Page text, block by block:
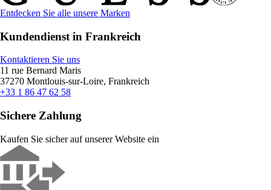
Entdecken Sie alle unsere Marken
Kundendienst in Frankreich
Kontaktieren Sie uns
11 rue Bernard Maris
37270 Montlouis-sur-Loire, Frankreich
+33 1 86 47 62 58
Sichere Zahlung
Kaufen Sie sicher auf unserer Website ein